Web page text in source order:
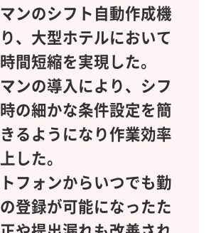
ンのシフト自動作成機
、大型ホテルにおいて
間短縮を実現した。
ンの導入により、シフ
の細かな条件設定を簡
るようになり作業効率
した。
フォンからいつでも勤
登録が可能になったた